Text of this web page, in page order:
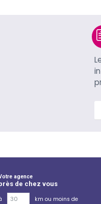
agence
de chez vous
km ou moins de